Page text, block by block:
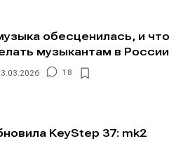
обесценилась, и что
музыкантам в России
18
KeyStep 37: mk2